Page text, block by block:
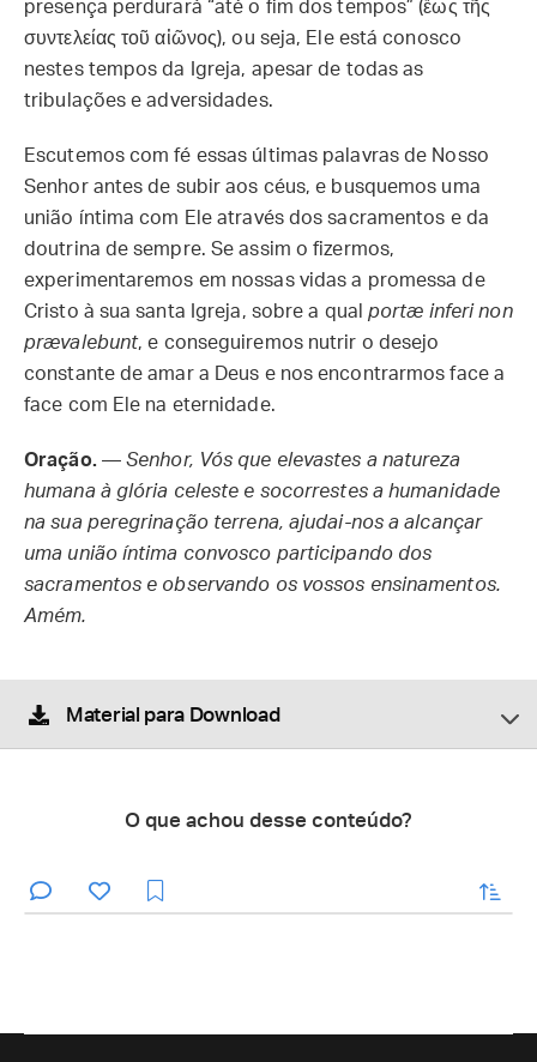
presença perdurará “até o fim dos tempos” (ἕως τῆς
συντελείας τοῦ αἰῶνος), ou seja, Ele está conosco
nestes tempos da Igreja, apesar de todas as
tribulações e adversidades.
Escutemos com fé essas últimas palavras de Nosso
Senhor antes de subir aos céus, e busquemos uma
união íntima com Ele através dos sacramentos e da
doutrina de sempre. Se assim o fizermos,
experimentaremos em nossas vidas a promessa de
Cristo à sua santa Igreja, sobre a qualportæ inferi non
prævalebunt, e conseguiremos nutrir o desejo
constante de amar a Deus e nos encontrarmos face a
face com Ele na eternidade.
Oração.—Senhor, Vós que elevastes a natureza
humana à glória celeste e socorrestes a humanidade
na sua peregrinação terrena, ajudai-nos a alcançar
uma união íntima convosco participando dos
sacramentos e observando os vossos ensinamentos.
Amém.
Material para Download
O que achou desse conteúdo?
enviar